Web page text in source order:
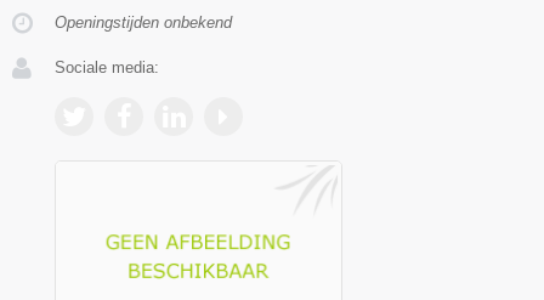
Openingstijden onbekend
Sociale media: